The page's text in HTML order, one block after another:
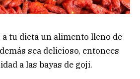
tu dieta un alimento lleno de
sea delicioso, entonces
a las bayas de goji.